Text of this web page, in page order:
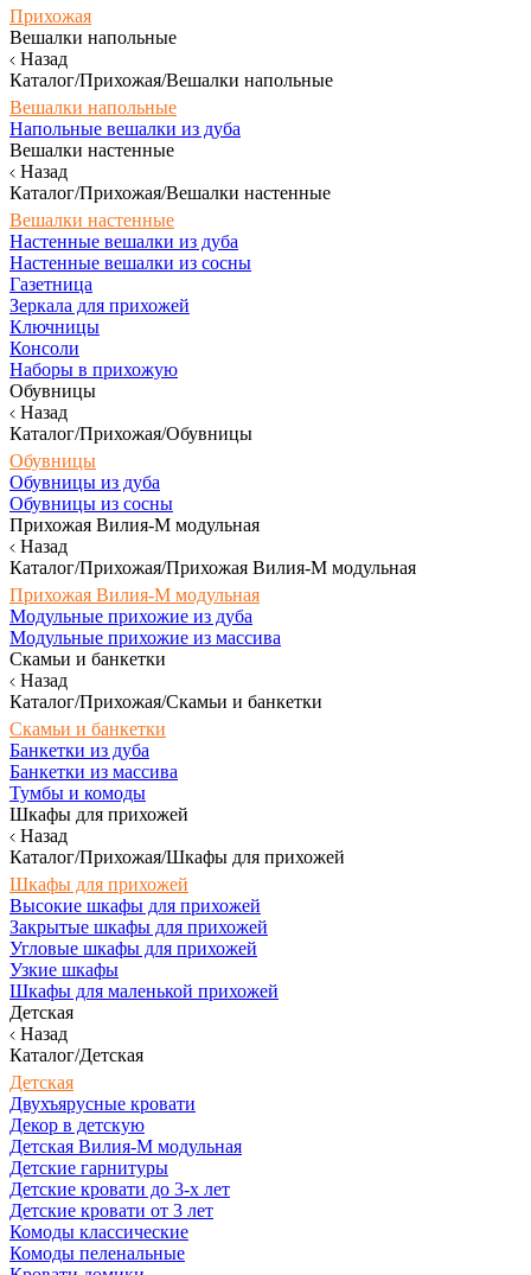
Прихожая
Вешалки напольные
Назад
Каталог/Прихожая/Вешалки напольные
Вешалки напольные
Напольные вешалки из дуба
Вешалки настенные
Назад
Каталог/Прихожая/Вешалки настенные
Вешалки настенные
Настенные вешалки из дуба
Настенные вешалки из сосны
Газетница
Зеркала для прихожей
Ключницы
Консоли
Наборы в прихожую
Обувницы
Назад
Каталог/Прихожая/Обувницы
Обувницы
Обувницы из дуба
Обувницы из сосны
Прихожая Вилия-М модульная
Назад
Каталог/Прихожая/Прихожая Вилия-М модульная
Прихожая Вилия-М модульная
Модульные прихожие из дуба
Модульные прихожие из массива
Скамьи и банкетки
Назад
Каталог/Прихожая/Скамьи и банкетки
Скамьи и банкетки
Банкетки из дуба
Банкетки из массива
Тумбы и комоды
Шкафы для прихожей
Назад
Каталог/Прихожая/Шкафы для прихожей
Шкафы для прихожей
Высокие шкафы для прихожей
Закрытые шкафы для прихожей
Угловые шкафы для прихожей
Узкие шкафы
Шкафы для маленькой прихожей
Детская
Назад
Каталог/Детская
Детская
Двухъярусные кровати
Декор в детскую
Детская Вилия-М модульная
Детские гарнитуры
Детские кровати до 3-х лет
Детские кровати от 3 лет
Комоды классические
Комоды пеленальные